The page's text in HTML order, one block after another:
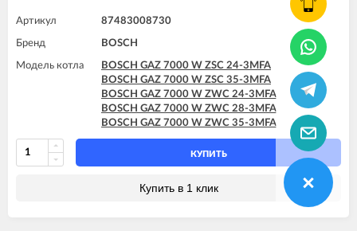
Артикул 87483008730
Бренд BOSCH
Модель котла
BOSCH GAZ 7000 W ZSC 24-3MFA
BOSCH GAZ 7000 W ZSC 35-3MFA
BOSCH GAZ 7000 W ZWC 24-3MFA
BOSCH GAZ 7000 W ZWC 28-3MFA
BOSCH GAZ 7000 W ZWC 35-3MFA
КУПИТЬ
Купить в 1 клик